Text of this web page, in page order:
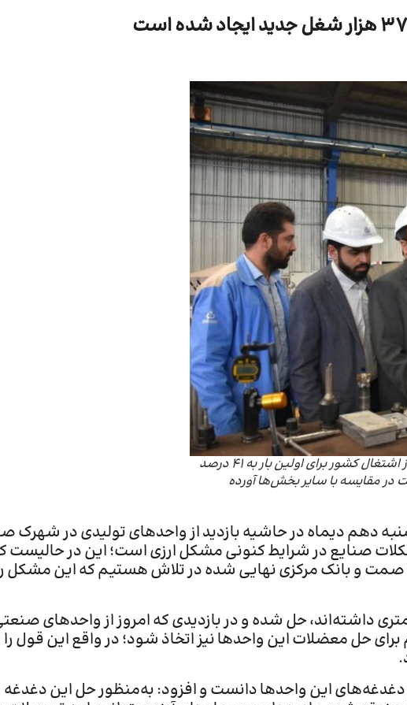
معاون صنایع عمومی وزارت صمت با بیان اینکه سهم بخش صنعت از اشتغال کشور برای اولین بار به 41 درصد
مقایسه با سایر بخش‌ها آورده
دهم دیماه در حاشیه بازدید از واحدهای تولیدی در شهرک
صنایع در شرایط کنونی مشکل ارزی است؛ این در حالیست
صمت و بانک مرکزی نهایی شده در تلاش هستیم که این مشکل
داشته‌اند، حل شده و در بازدیدی که امروز از واحدهای
برای حل معضلات این واحدها نیز اتخاذ شود؛ در واقع این قول را
این واحدها دانست و افزود: به‌منظور حل این دغدغه